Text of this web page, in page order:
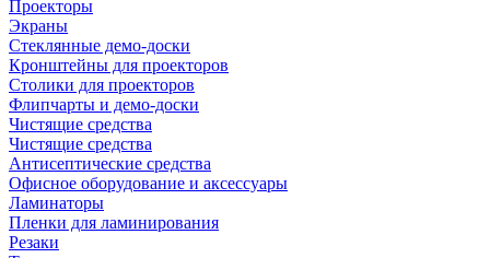
Проекторы
Экраны
Стеклянные демо-доски
Кронштейны для проекторов
Столики для проекторов
Флипчарты и демо-доски
Чистящие средства
Чистящие средства
Антисептические средства
Офисное оборудование и аксессуары
Ламинаторы
Пленки для ламинирования
Резаки